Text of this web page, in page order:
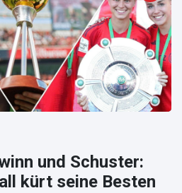
und Schuster:
kürt seine Besten